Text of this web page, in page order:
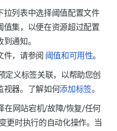
拉列表中选择阈值配置文件
值集，以便在资源超过配置
通知。
件，请参阅 阈值和可用性。
定义标签关联，以帮助您创
视器。了解如何添加标签。
在网站宕机/故障/恢复/任何
更时执行的自动化操作。当